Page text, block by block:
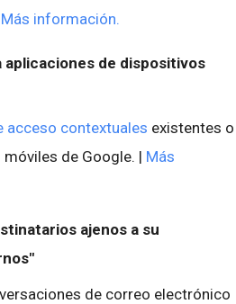
Más información.
de dispositivos
acceso contextuales existentes o
de Google. | Más
ajenos a su
de correo electrónico